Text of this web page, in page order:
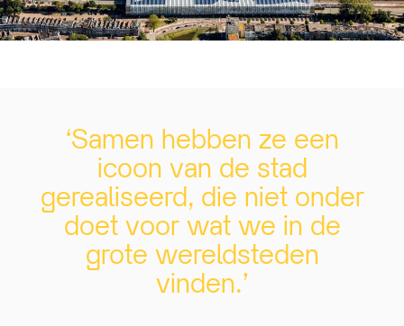
‘Samen hebben ze een
icoon van de stad
gerealiseerd, die niet onder
doet voor wat we in de
grote wereldsteden
vinden.’